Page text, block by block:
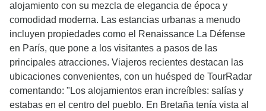
alojamiento con su mezcla de elegancia de época y
comodidad moderna. Las estancias urbanas a menudo
incluyen propiedades como el Renaissance La Défense
en París, que pone a los visitantes a pasos de las
principales atracciones. Viajeros recientes destacan las
ubicaciones convenientes, con un huésped de TourRadar
comentando: "Los alojamientos eran increíbles: salías y
estabas en el centro del pueblo. En Bretaña tenía vista al